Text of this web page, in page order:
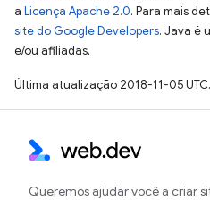
a Licença Apache 2.0. Para mais
site do Google Developers. Java é
e/ou afiliadas.
Última atualização 2018-11-05 UTC.
Queremos ajudar você a criar